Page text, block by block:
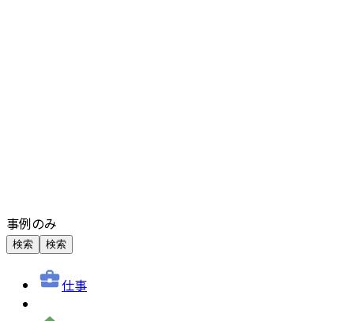
事例のみ
検索 検索
仕事